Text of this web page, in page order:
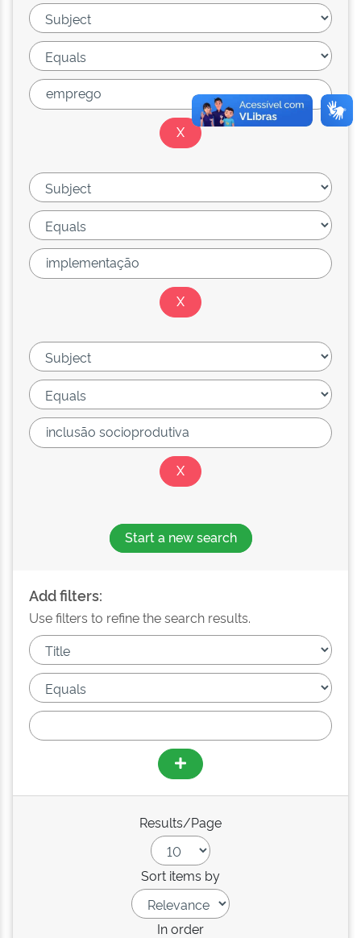
Start a new search
Add filters:
Use filters to refine the search results.
Results/Page
Sort items by
In order